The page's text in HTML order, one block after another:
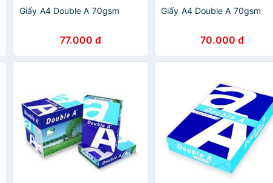
Giấy A4 Double A 70gsm
77.000 đ
Giấy A4 Double A 70gsm
70.000 đ